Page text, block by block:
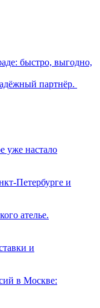
быстро, выгодно,
партнёр.
уже настало
Петербурге и
ателье.
и
в Москве: